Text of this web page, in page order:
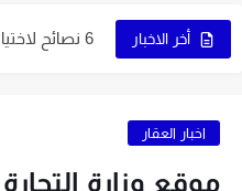
أخر الاخبار 6 نصائح لاختيار اسم جذاب يُميز صفحتك
اخبار العقار
موقع وزارة